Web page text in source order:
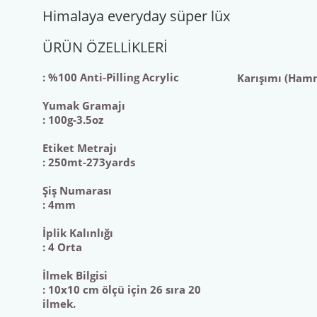
Himalaya everyday süper lüx
ÜRÜN ÖZELLİKLERİ
Karışımı
: %100 Anti-Pilling Acrylic
Yumak Gramajı
: 100g-3.5oz
Etiket Metrajı
: 250mt-273yards
Şiş Numarası
: 4mm
İplik Kalınlığı
: 4 Orta
İlmek Bilgisi
: 10x10 cm ölçü için 26 sıra 20
ilmek.